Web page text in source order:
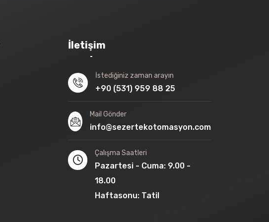
İletişim
İstediğiniz zaman arayın
+90 (531) 959 88 25
Mail Gönder
info@sezertekotomasyon.com
Çalışma Saatleri
Pazartesi - Cuma: 9.00 -
18.00
Haftasonu: Tatil